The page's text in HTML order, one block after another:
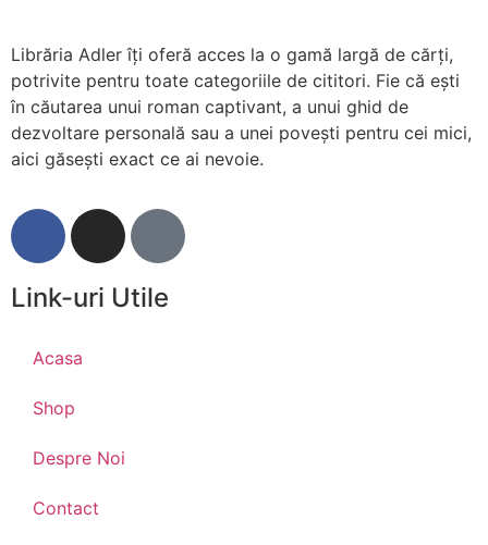
Librăria Adler îți oferă acces la o gamă largă de cărți,
potrivite pentru toate categoriile de cititori. Fie că ești
în căutarea unui roman captivant, a unui ghid de
dezvoltare personală sau a unei povești pentru cei mici,
aici găsești exact ce ai nevoie.
Link-uri Utile
Acasa
Shop
Despre Noi
Contact